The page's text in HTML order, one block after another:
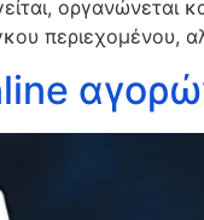
οργανώνεται
περιεχομένου,